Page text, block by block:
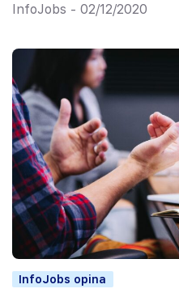
InfoJobs - 02/12/2020
InfoJobs opina